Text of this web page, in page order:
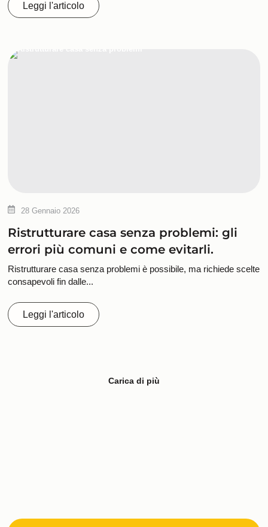
Leggi l'articolo
28 Gennaio 2026
Ristrutturare casa senza problemi: gli
errori più comuni e come evitarli.
Ristrutturare casa senza problemi è possibile, ma richiede scelte
consapevoli fin dalle...
Leggi l'articolo
Carica di più